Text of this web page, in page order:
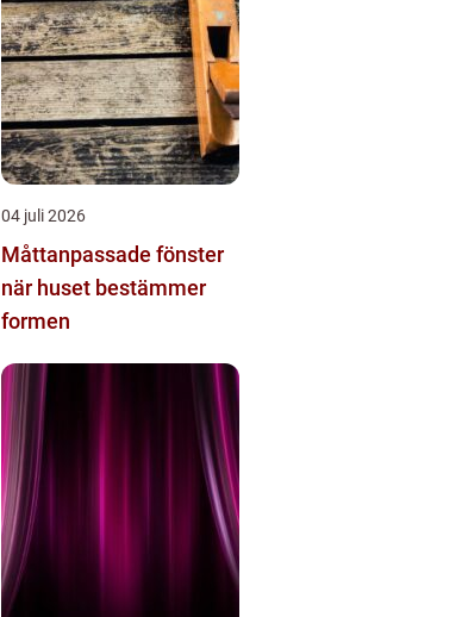
04 juli 2026
Måttanpassade fönster
när huset bestämmer
formen